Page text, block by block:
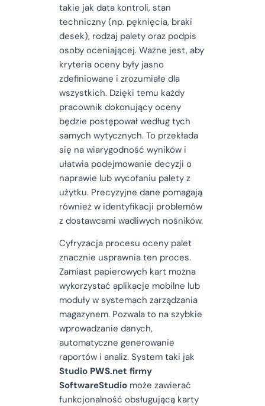
takie jak data kontroli, stan
techniczny (np. pęknięcia, braki
desek), rodzaj palety oraz podpis
osoby oceniającej. Ważne jest, aby
kryteria oceny były jasno
zdefiniowane i zrozumiałe dla
wszystkich. Dzięki temu każdy
pracownik dokonujący oceny
będzie postępował według tych
samych wytycznych. To przekłada
się na wiarygodność wyników i
ułatwia podejmowanie decyzji o
naprawie lub wycofaniu palety z
użytku. Precyzyjne dane pomagają
również w identyfikacji problemów
z dostawcami wadliwych nośników.
Cyfryzacja procesu oceny palet
znacznie usprawnia ten proces.
Zamiast papierowych kart można
wykorzystać aplikacje mobilne lub
moduły w systemach zarządzania
magazynem. Pozwala to na szybkie
wprowadzanie danych,
automatyczne generowanie
raportów i analiz. System taki jak
Studio PWS.net firmy
SoftwareStudio może zawierać
funkcjonalność obsługującą karty